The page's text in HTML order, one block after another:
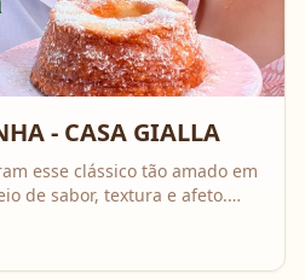
- CASA GIALLA
esse clássico tão amado em
de sabor, textura e afeto.
e perfuma a casa inteira